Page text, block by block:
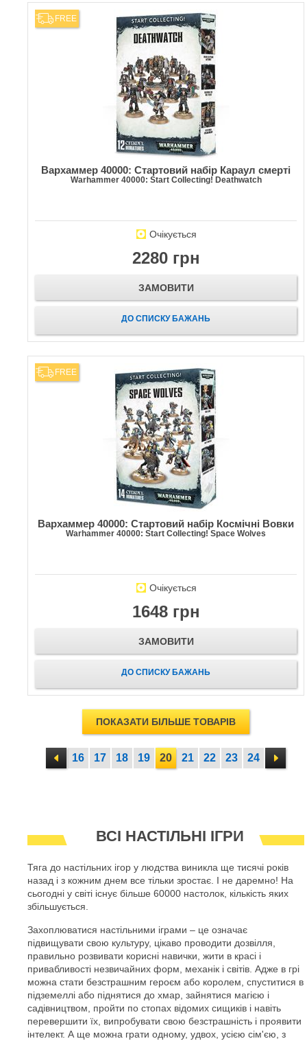
FREE
Вархаммер 40000: Стартовий набір Караул смерті
Warhammer 40000: Start Collecting! Deathwatch
Очікується
2280 грн
ЗАМОВИТИ
ДО СПИСКУ БАЖАНЬ
FREE
Вархаммер 40000: Стартовий набір Космічні Вовки
Warhammer 40000: Start Collecting! Space Wolves
Очікується
1648 грн
ЗАМОВИТИ
ДО СПИСКУ БАЖАНЬ
ПОКАЗАТИ БІЛЬШЕ ТОВАРІВ
16 17 18 19 20 21 22 23 24
ВСІ НАСТІЛЬНІ ІГРИ
Тяга до настільних ігор у людства виникла ще тисячі років
назад і з кожним днем все тільки зростає. І не даремно! На
сьогодні у світі існує більше 60000 настолок, кількість яких
збільшується.
Захоплюватися настільними іграми – це означає
підвищувати свою культуру, цікаво проводити дозвілля,
правильно розвивати корисні навички, жити в красі і
привабливості незвичайних форм, механік і світів. Адже в грі
можна стати безстрашним героєм або королем, спуститися в
підземеллі або піднятися до хмар, зайнятися магією і
садівництвом, пройти по стопах відомих сищиків і навіть
перевершити їх, випробувати свою безстрашність і проявити
інтелект. А ще можна грати одному, удвох, усією сім'єю, з